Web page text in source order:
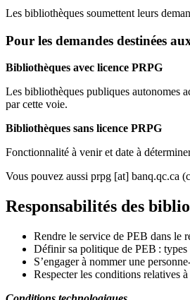
Les bibliothèques soumettent leurs
Pour les demandes destinées
Bibliothèques avec licence PRPG
Les bibliothèques publiques autonomes
par cette voie.
Bibliothèques sans licence PRPG
Fonctionnalité à venir et date à
Vous pouvez aussi prpg [at] banq.qc.ca
Responsabilités des
Rendre le service de PEB dans le
Définir sa politique de PEB :
S’engager à nommer une
Respecter les conditions relatives à